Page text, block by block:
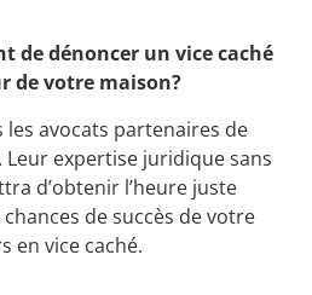
de dénoncer un vice caché
de votre maison?
les avocats partenaires de
Leur expertise juridique sans
d’obtenir l’heure juste
de succès de votre
en vice caché.